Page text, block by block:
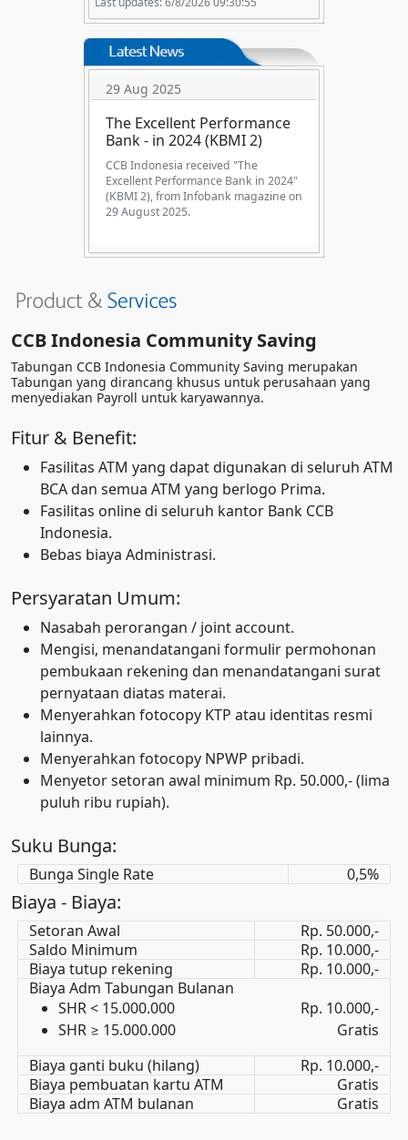
29 Aug 2025
The Excellent Performance
Bank - in 2024 (KBMI 2)
CCB Indonesia received "The
Excellent Performance Bank in 2024"
(KBMI 2), from Infobank magazine on
29 August 2025.
CCB Indonesia Community Saving
Tabungan CCB Indonesia Community Saving merupakan
Tabungan yang dirancang khusus untuk perusahaan yang
menyediakan Payroll untuk karyawannya.
Fitur & Benefit:
Fasilitas ATM yang dapat digunakan di seluruh ATM
BCA dan semua ATM yang berlogo Prima.
Fasilitas online di seluruh kantor Bank CCB
Indonesia.
Bebas biaya Administrasi.
Persyaratan Umum:
Nasabah perorangan / joint account.
Mengisi, menandatangani formulir permohonan
pembukaan rekening dan menandatangani surat
pernyataan diatas materai.
Menyerahkan fotocopy KTP atau identitas resmi
lainnya.
Menyerahkan fotocopy NPWP pribadi.
Menyetor setoran awal minimum Rp. 50.000,- (lima
puluh ribu rupiah).
Suku Bunga:
Bunga Single Rate 0,5%
Biaya - Biaya:
Setoran Awal
Rp. 50.000,-
Saldo Minimum
Rp. 10.000,-
Biaya tutup rekening
Rp. 10.000,-
Biaya Adm Tabungan Bulanan
SHR < 15.000.000
SHR ≥ 15.000.000
Rp. 10.000,-
Gratis
Biaya ganti buku (hilang)
Rp. 10.000,-
Biaya pembuatan kartu ATM
Gratis
Biaya adm ATM bulanan
Gratis